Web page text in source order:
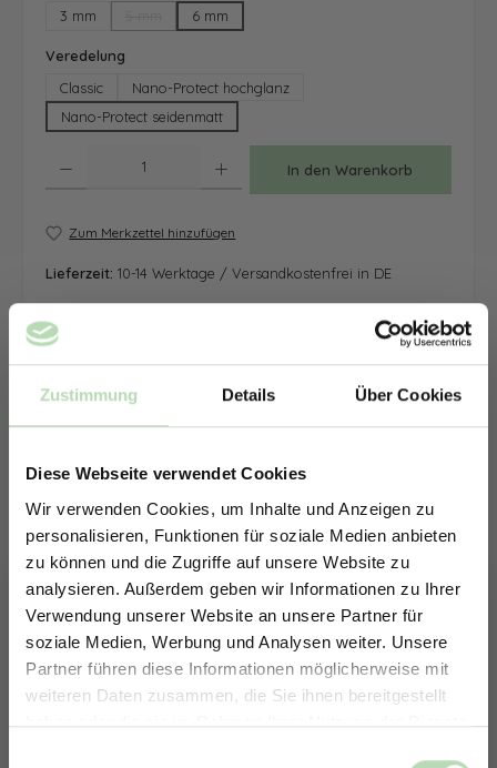
Zustimmung Details Über Cookies
Diese Webseite verwendet Cookies
Wir verwenden Cookies, um Inhalte und Anzeigen zu
personalisieren, Funktionen für soziale Medien anbieten
zu können und die Zugriffe auf unsere Website zu
analysieren. Außerdem geben wir Informationen zu Ihrer
Verwendung unserer Website an unsere Partner für
soziale Medien, Werbung und Analysen weiter. Unsere
Partner führen diese Informationen möglicherweise mit
weiteren Daten zusammen, die Sie ihnen bereitgestellt
haben oder die sie im Rahmen Ihrer Nutzung der Dienste
3 mm
(Diese Option ist zurzeit nicht verfügbar.)
6 mm
Veredelung
Classic
Nano-Protect hochglanz
Nano-Protect seidenmatt
In den Warenkorb
Zum Merkzettel hinzufügen
Lieferzeit: 10-14 Werktage / Versandkostenfrei in DE
ERHALTE 5% RABATT AUF
DEINE RÜCKWÄNDE